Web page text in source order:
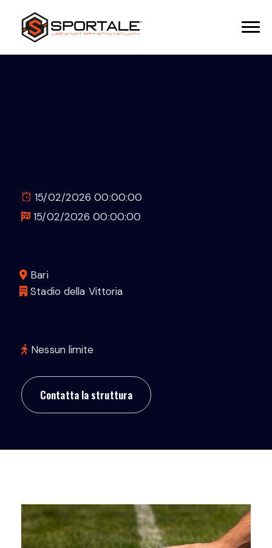
15/02/2026 00:00:00
15/02/2026 00:00:00
Bari
Stadio della Vittoria
Nessun limite
Contatta la struttura